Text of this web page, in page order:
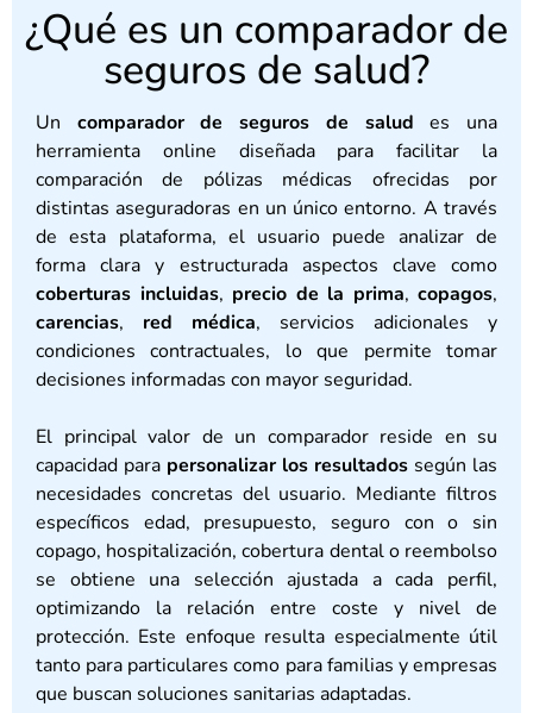
¿Qué es un comparador de
seguros de salud?
Un comparador de seguros de salud es una
herramienta online diseñada para facilitar la
comparación de pólizas médicas ofrecidas por
distintas aseguradoras en un único entorno. A través
de esta plataforma, el usuario puede analizar de
forma clara y estructurada aspectos clave como
coberturas incluidas, precio de la prima, copagos,
carencias, red médica, servicios adicionales y
condiciones contractuales, lo que permite tomar
decisiones informadas con mayor seguridad.
El principal valor de un comparador reside en su
capacidad para personalizar los resultados según las
necesidades concretas del usuario. Mediante filtros
específicos edad, presupuesto, seguro con o sin
copago, hospitalización, cobertura dental o reembolso
se obtiene una selección ajustada a cada perfil,
optimizando la relación entre coste y nivel de
protección. Este enfoque resulta especialmente útil
tanto para particulares como para familias y empresas
que buscan soluciones sanitarias adaptadas.